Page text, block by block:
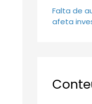
Falta de
afeta